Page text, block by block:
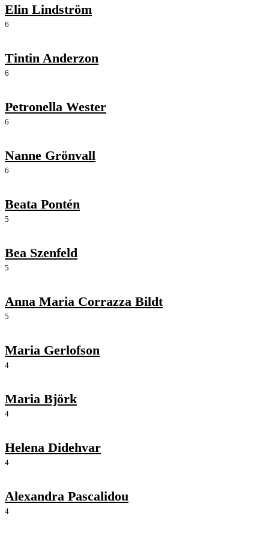
Elin Lindström
6
Tintin Anderzon
6
Petronella Wester
6
Nanne Grönvall
6
Beata Pontén
5
Bea Szenfeld
5
Anna Maria Corrazza Bildt
5
Maria Gerlofson
4
Maria Björk
4
Helena Didehvar
4
Alexandra Pascalidou
4